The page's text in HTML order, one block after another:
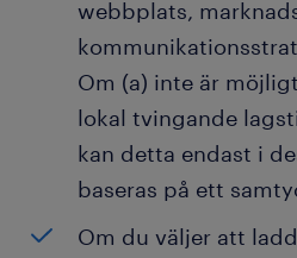
webbplats,
Om (a) inte är
lokal tvingande
kan detta endast i
baseras på ett
Om du väljer att